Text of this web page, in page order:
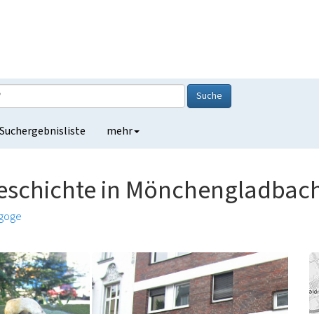
Suche
Suchergebnisliste mehr
in